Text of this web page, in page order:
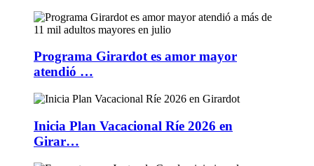
Programa Girardot es amor mayor
atendió …
Inicia Plan Vacacional Ríe 2026 en
Girar…